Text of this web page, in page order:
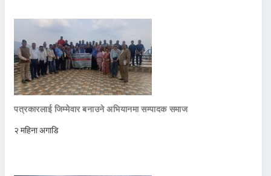
पत्रकारलाई जिम्मेवार बनाउने अभियानमा सम्पादक समाज
२ महिना अगाडि